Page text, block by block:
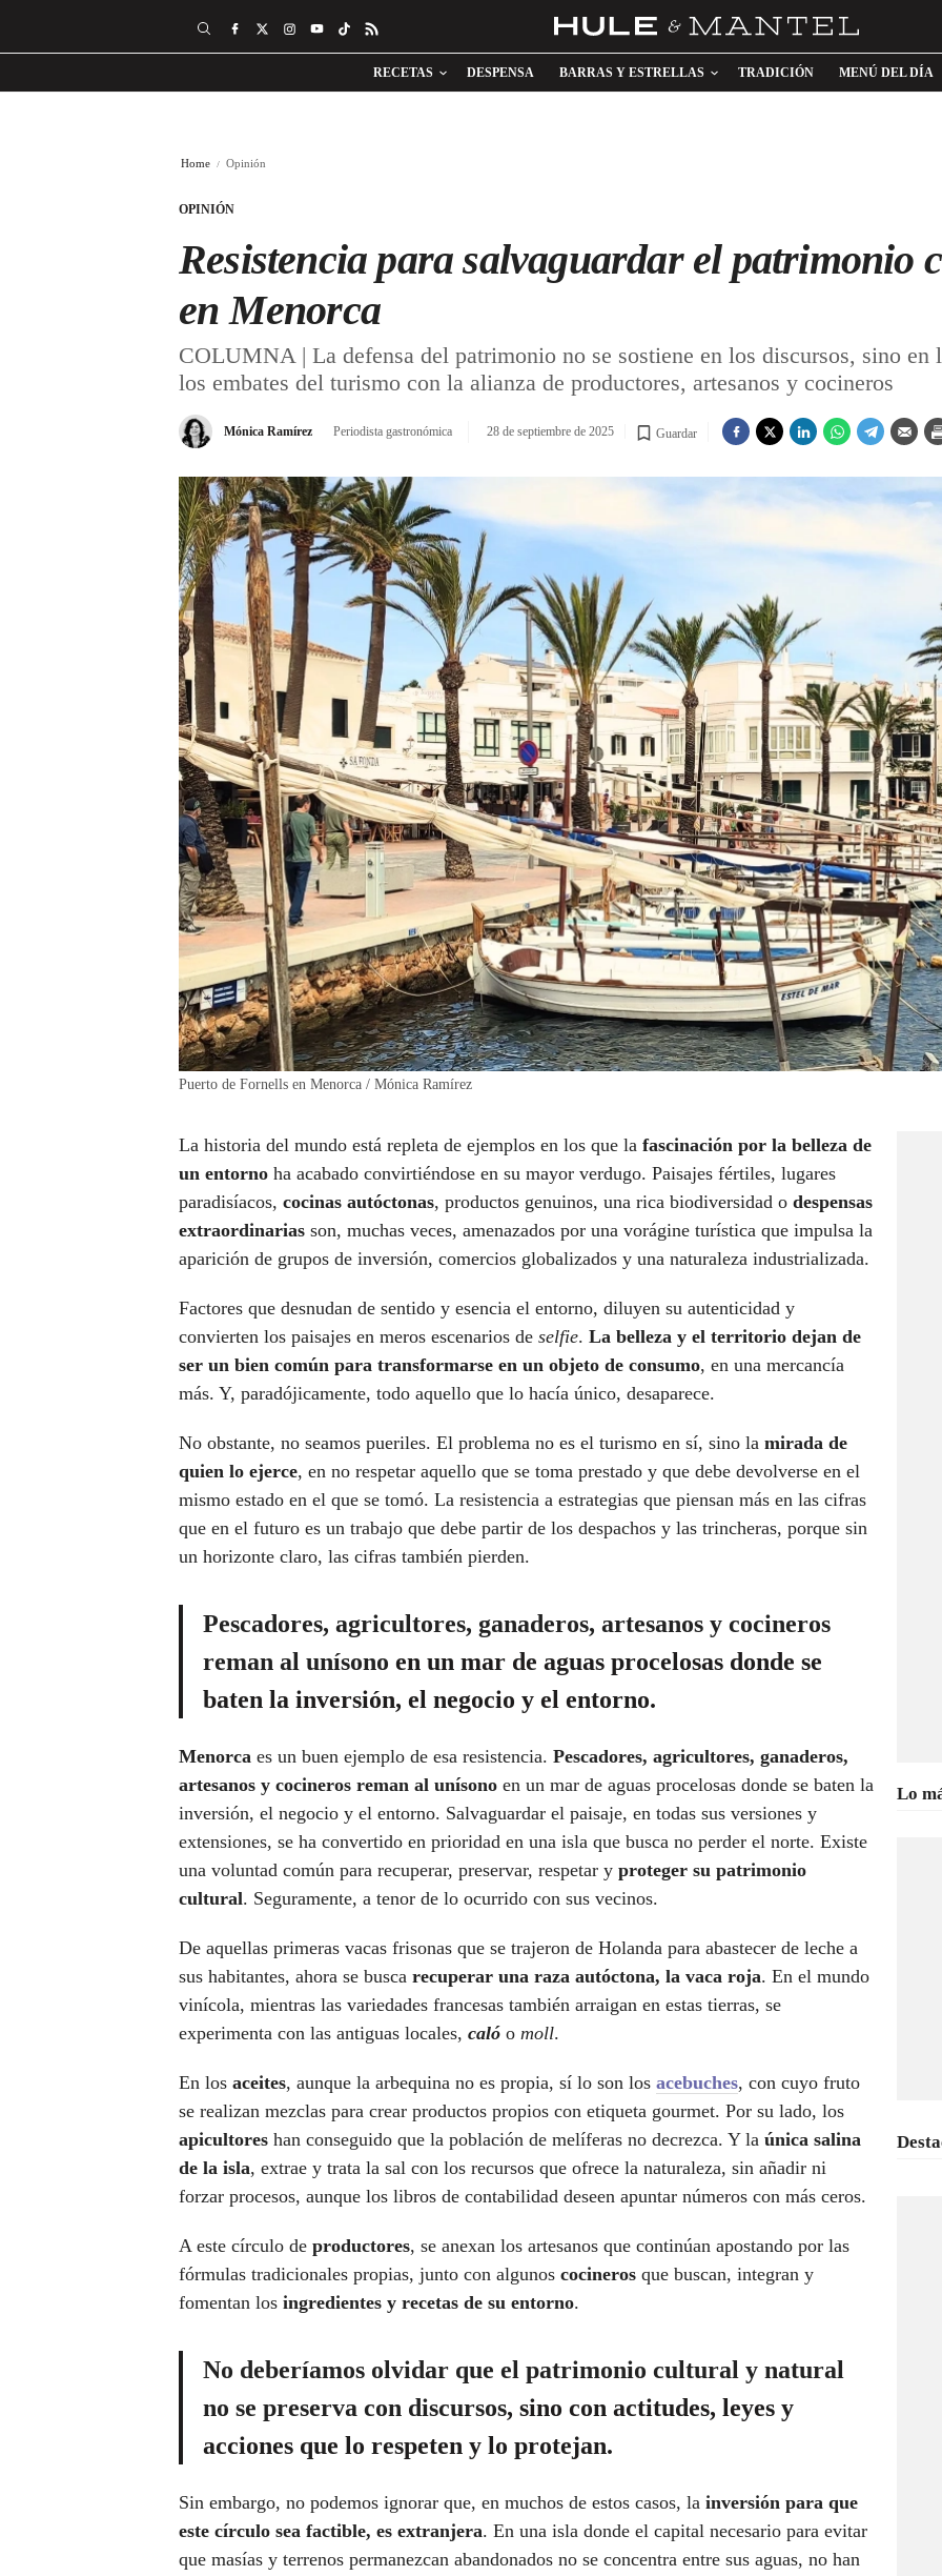
RECETAS DESPENSA BARRAS Y ESTRELLAS TRADICIÓN MENÚ DEL DÍA
Home Opinión
OPINIÓN
Resistencia para salvaguardar el patrimonio
en Menorca
COLUMNA | La defensa del patrimonio no se sostiene en los discursos, sino en
los embates del turismo con la alianza de productores, artesanos y cocineros
Mónica Ramírez Periodista gastronómica 28 de septiembre de 2025 Guardar
Puerto de Fornells en Menorca / Mónica Ramírez
La historia del mundo está repleta de ejemplos en los que la fascinación por la belleza de
un entorno ha acabado convirtiéndose en su mayor verdugo. Paisajes fértiles, lugares
paradisíacos, cocinas autóctonas, productos genuinos, una rica biodiversidad o despensas
extraordinarias son, muchas veces, amenazados por una vorágine turística que impulsa la
aparición de grupos de inversión, comercios globalizados y una naturaleza industrializada.
Factores que desnudan de sentido y esencia el entorno, diluyen su autenticidad y
convierten los paisajes en meros escenarios de selfie. La belleza y el territorio dejan de
ser un bien común para transformarse en un objeto de consumo, en una mercancía
más. Y, paradójicamente, todo aquello que lo hacía único, desaparece.
No obstante, no seamos pueriles. El problema no es el turismo en sí, sino la mirada de
quien lo ejerce, en no respetar aquello que se toma prestado y que debe devolverse en el
mismo estado en el que se tomó. La resistencia a estrategias que piensan más en las cifras
que en el futuro es un trabajo que debe partir de los despachos y las trincheras, porque sin
un horizonte claro, las cifras también pierden.
Pescadores, agricultores, ganaderos, artesanos y cocineros
reman al unísono en un mar de aguas procelosas donde se
baten la inversión, el negocio y el entorno.
Menorca es un buen ejemplo de esa resistencia. Pescadores, agricultores, ganaderos,
artesanos y cocineros reman al unísono en un mar de aguas procelosas donde se baten la
inversión, el negocio y el entorno. Salvaguardar el paisaje, en todas sus versiones y
extensiones, se ha convertido en prioridad en una isla que busca no perder el norte. Existe
una voluntad común para recuperar, preservar, respetar y proteger su patrimonio
cultural. Seguramente, a tenor de lo ocurrido con sus vecinos.
De aquellas primeras vacas frisonas que se trajeron de Holanda para abastecer de leche a
sus habitantes, ahora se busca recuperar una raza autóctona, la vaca roja. En el mundo
vinícola, mientras las variedades francesas también arraigan en estas tierras, se
experimenta con las antiguas locales, caló o moll.
En los aceites, aunque la arbequina no es propia, sí lo son los acebuches, con cuyo fruto
se realizan mezclas para crear productos propios con etiqueta gourmet. Por su lado, los
apicultores han conseguido que la población de melíferas no decrezca. Y la única salina
de la isla, extrae y trata la sal con los recursos que ofrece la naturaleza, sin añadir ni
forzar procesos, aunque los libros de contabilidad deseen apuntar números con más ceros.
A este círculo de productores, se anexan los artesanos que continúan apostando por las
fórmulas tradicionales propias, junto con algunos cocineros que buscan, integran y
fomentan los ingredientes y recetas de su entorno.
No deberíamos olvidar que el patrimonio cultural y natural
no se preserva con discursos, sino con actitudes, leyes y
acciones que lo respeten y lo protejan.
Sin embargo, no podemos ignorar que, en muchos de estos casos, la inversión para que
este círculo sea factible, es extranjera. En una isla donde el capital necesario para evitar
que masías y terrenos permanezcan abandonados no se concentra entre sus aguas, no han
Lo